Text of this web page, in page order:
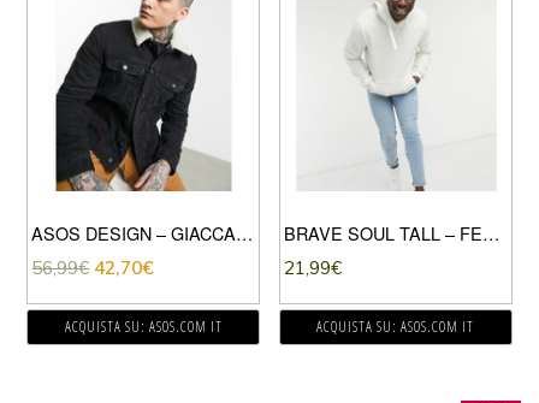
ASOS DESIGN – GIACCA DI JEANS NERO SLAVATO CON FODERA IN PILE BORG
56,99€ 42,70€
ACQUISTA SU: ASOS.COM IT
BRAVE SOUL TALL – FELPA IN PILE BORG CON CAPPUCCIO-CREMA
21,99€
ACQUISTA SU: ASOS.COM IT